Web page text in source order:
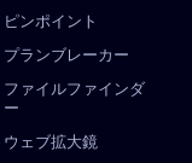
ピンポイント
プランブレーカー
ファイルファインダ
ー
ウェブ拡大鏡